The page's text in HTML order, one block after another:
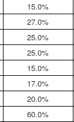
15.0%
27.0%
25.0%
25.0%
15.0%
17.0%
20.0%
60.0%